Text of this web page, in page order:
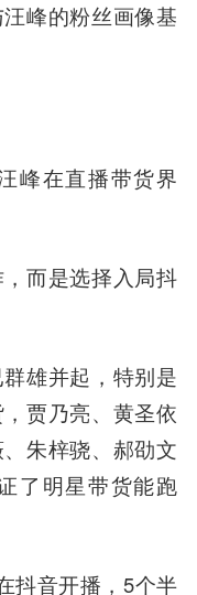
峰的粉丝画像基
峰在直播带货界
而是选择入局抖
雄并起，特别是
贾乃亮、黄圣依
朱梓骁、郝劭文
了明星带货能跑
抖音开播，5个半